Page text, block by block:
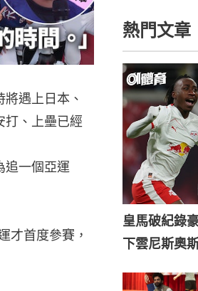
遇上日本、
打、上壘已經
追一個亞運
才首度參賽，
熱門文章
皇馬破紀錄
下雲尼斯奧